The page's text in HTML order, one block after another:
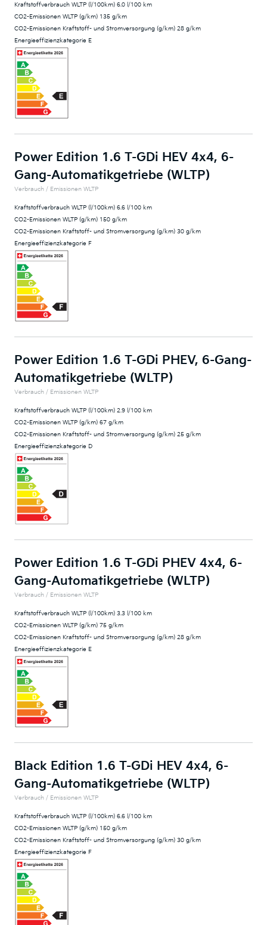
Kraftstoffverbrauch WLTP (l/100km) 6.0 l/100 km
CO2-Emissionen WLTP (g/km) 135 g/km
CO2-Emissionen Kraftstoff- und Stromversorgung (g/km) 28 g/km
Energieeffizienzkategorie E
Power Edition 1.6 T-GDi HEV 4x4, 6-
Gang-Automatikgetriebe (WLTP)
Verbrauch / Emissionen WLTP
Kraftstoffverbrauch WLTP (l/100km) 6.6 l/100 km
CO2-Emissionen WLTP (g/km) 150 g/km
CO2-Emissionen Kraftstoff- und Stromversorgung (g/km) 30 g/km
Energieeffizienzkategorie F
Power Edition 1.6 T-GDi PHEV, 6-Gang-
Automatikgetriebe (WLTP)
Verbrauch / Emissionen WLTP
Kraftstoffverbrauch WLTP (l/100km) 2.9 l/100 km
CO2-Emissionen WLTP (g/km) 67 g/km
CO2-Emissionen Kraftstoff- und Stromversorgung (g/km) 25 g/km
Energieeffizienzkategorie D
Power Edition 1.6 T-GDi PHEV 4x4, 6-
Gang-Automatikgetriebe (WLTP)
Verbrauch / Emissionen WLTP
Kraftstoffverbrauch WLTP (l/100km) 3.3 l/100 km
CO2-Emissionen WLTP (g/km) 75 g/km
CO2-Emissionen Kraftstoff- und Stromversorgung (g/km) 28 g/km
Energieeffizienzkategorie E
Black Edition 1.6 T-GDi HEV 4x4, 6-
Gang-Automatikgetriebe (WLTP)
Verbrauch / Emissionen WLTP
Kraftstoffverbrauch WLTP (l/100km) 6.6 l/100 km
CO2-Emissionen WLTP (g/km) 150 g/km
CO2-Emissionen Kraftstoff- und Stromversorgung (g/km) 30 g/km
Energieeffizienzkategorie F